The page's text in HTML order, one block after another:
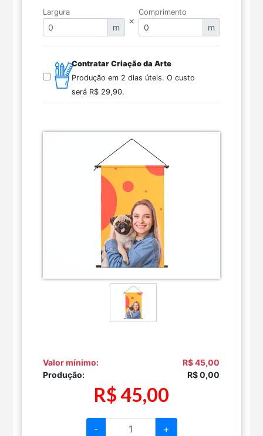
Largura
m
×
Comprimento
m
Contratar Criação da Arte
Produção em 2 dias úteis. O custo
será R$ 29,90.
- +
Valor mínimo:
R$ 45,00
Produção:
R$ 0,00
R$ 45,00